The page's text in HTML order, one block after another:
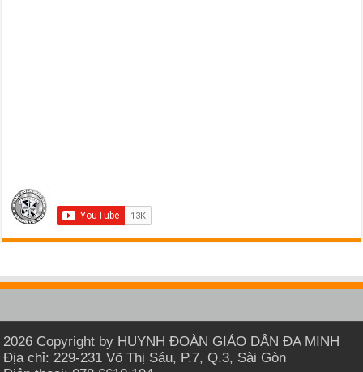
2026 Copyright by HUYNH ĐOÀN GIÁO DÂN ĐA MINH
Địa chỉ: 229-231 Võ Thị Sáu, P.7, Q.3, Sài Gòn